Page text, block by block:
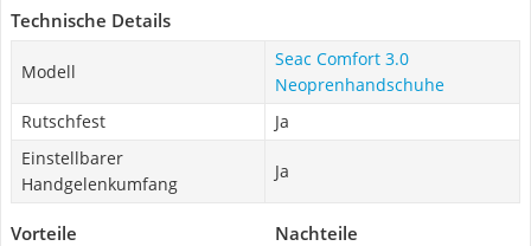
Technische Details
Modell
Seac Comfort 3.0
Neoprenhandschuhe
Rutschfest
Ja
Einstellbarer
Handgelenkumfang
Ja
Vorteile Nachteile